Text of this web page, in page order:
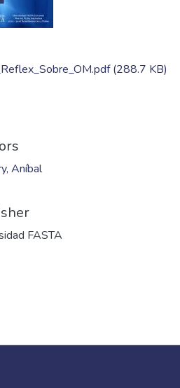
(288.7 KB)
Aníbal
FASTA